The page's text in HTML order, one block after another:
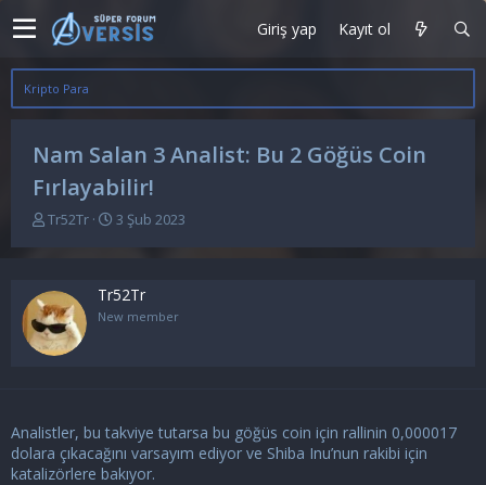
Giriş yap Kayıt ol
Kripto Para
Nam Salan 3 Analist: Bu 2 Göğüs Coin
Fırlayabilir!
K
y
u
b
a
t
a
n
Tr52Tr
B
a
n
r
i
h
3 Şub 2023
Tr52Tr
New member
Analistler, bu takviye tutarsa bu göğüs coin için rallinin 0,000017
dolara çıkacağını varsayım ediyor ve Shiba Inu’nun rakibi için
katalizörlere bakıyor.